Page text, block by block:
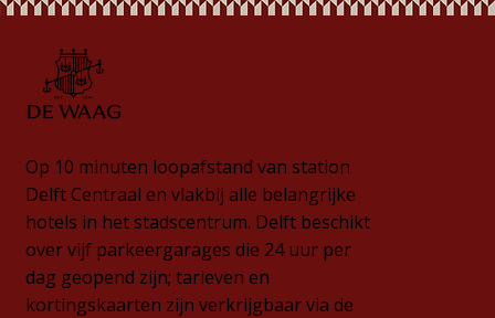
Op 10 minuten loopafstand van station
Delft Centraal en vlakbij alle belangrijke
hotels in het stadscentrum. Delft beschikt
over vijf parkeergarages die 24 uur per
dag geopend zijn; tarieven en
kortingskaarten zijn verkrijgbaar via de